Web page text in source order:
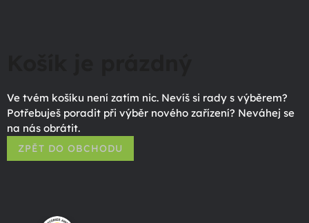
Ve tvém košíku není zatím nic. Nevíš si rady s výběrem?
Potřebuješ poradit při výběr nového zařízení? Neváhej se
na nás obrátit.
ZPĚT DO OBCHODU